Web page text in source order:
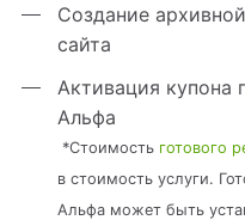
Создание
сайта
Активация купона
Альфа
*Стоимость готового
в стоимость услуги.
Альфа может быть